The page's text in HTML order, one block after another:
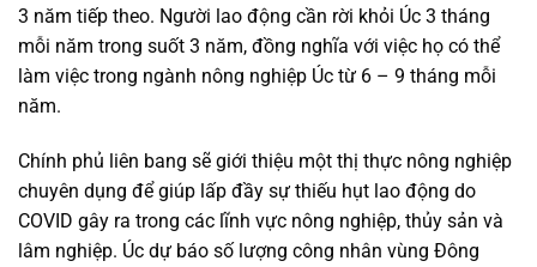
3 năm tiếp theo. Người lao động cần rời khỏi Úc 3 tháng
mỗi năm trong suốt 3 năm, đồng nghĩa với việc họ có thể
làm việc trong ngành nông nghiệp Úc từ 6 – 9 tháng mỗi
năm.
Chính phủ liên bang sẽ giới thiệu một thị thực nông nghiệp
chuyên dụng để giúp lấp đầy sự thiếu hụt lao động do
COVID gây ra trong các lĩnh vực nông nghiệp, thủy sản và
lâm nghiệp. Úc dự báo số lượng công nhân vùng Đông